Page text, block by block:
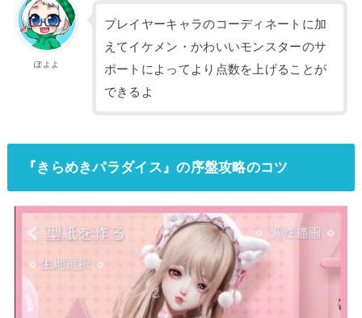
ぽよよ
プレイヤーキャラのコーディネートに加
えてイケメン・かわいいモンスターのサ
ポートによってより点数を上げることが
できるよ
『きらめきパラダイス』の序盤攻略のコツ